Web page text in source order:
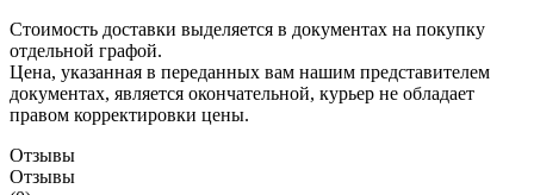
Стоимость доставки выделяется в документах на покупку
отдельной графой.
Цена, указанная в переданных вам нашим представителем
документах, является окончательной, курьер не обладает
правом корректировки цены.
Отзывы
Отзывы